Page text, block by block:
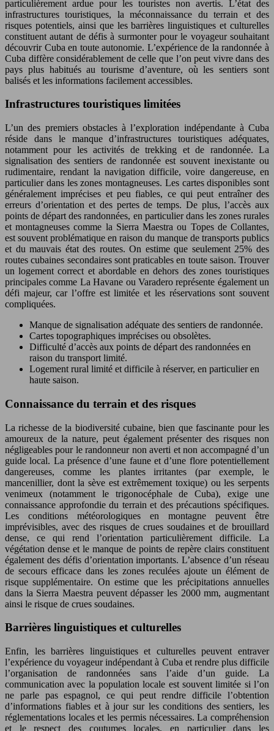
particulièrement ardue pour les touristes non avertis. L’état des
infrastructures touristiques, la méconnaissance du terrain et des
risques potentiels, ainsi que les barrières linguistiques et culturelles
constituent autant de défis à surmonter pour le voyageur souhaitant
découvrir Cuba en toute autonomie. L’expérience de la randonnée à
Cuba diffère considérablement de celle que l’on peut vivre dans des
pays plus habitués au tourisme d’aventure, où les sentiers sont
balisés et les informations facilement accessibles.
Infrastructures touristiques limitées
L’un des premiers obstacles à l’exploration indépendante à Cuba
réside dans le manque d’infrastructures touristiques adéquates,
notamment pour les activités de trekking et de randonnée. La
signalisation des sentiers de randonnée est souvent inexistante ou
rudimentaire, rendant la navigation difficile, voire dangereuse, en
particulier dans les zones montagneuses. Les cartes disponibles sont
généralement imprécises et peu fiables, ce qui peut entraîner des
erreurs d’orientation et des pertes de temps. De plus, l’accès aux
points de départ des randonnées, en particulier dans les zones rurales
et montagneuses comme la Sierra Maestra ou Topes de Collantes,
est souvent problématique en raison du manque de transports publics
et du mauvais état des routes. On estime que seulement 25% des
routes cubaines secondaires sont praticables en toute saison. Trouver
un logement correct et abordable en dehors des zones touristiques
principales comme La Havane ou Varadero représente également un
défi majeur, car l’offre est limitée et les réservations sont souvent
compliquées.
Manque de signalisation adéquate des sentiers de randonnée.
Cartes topographiques imprécises ou obsolètes.
Difficulté d’accès aux points de départ des randonnées en
raison du transport limité.
Logement rural limité et difficile à réserver, en particulier en
haute saison.
Connaissance du terrain et des risques
La richesse de la biodiversité cubaine, bien que fascinante pour les
amoureux de la nature, peut également présenter des risques non
négligeables pour le randonneur non averti et non accompagné d’un
guide local. La présence d’une faune et d’une flore potentiellement
dangereuses, comme les plantes irritantes (par exemple, le
mancenillier, dont la sève est extrêmement toxique) ou les serpents
venimeux (notamment le trigonocéphale de Cuba), exige une
connaissance approfondie du terrain et des précautions spécifiques.
Les conditions météorologiques en montagne peuvent être
imprévisibles, avec des risques de crues soudaines et de brouillard
dense, ce qui rend l’orientation particulièrement difficile. La
végétation dense et le manque de points de repère clairs constituent
également des défis d’orientation importants. L’absence d’un réseau
de secours efficace dans les zones reculées ajoute un élément de
risque supplémentaire. On estime que les précipitations annuelles
dans la Sierra Maestra peuvent dépasser les 2000 mm, augmentant
ainsi le risque de crues soudaines.
Barrières linguistiques et culturelles
Enfin, les barrières linguistiques et culturelles peuvent entraver
l’expérience du voyageur indépendant à Cuba et rendre plus difficile
l’organisation de randonnées sans l’aide d’un guide. La
communication avec la population locale est souvent limitée si l’on
ne parle pas espagnol, ce qui peut rendre difficile l’obtention
d’informations fiables et à jour sur les conditions des sentiers, les
réglementations locales et les permis nécessaires. La compréhension
et le respect des coutumes locales, en particulier dans les